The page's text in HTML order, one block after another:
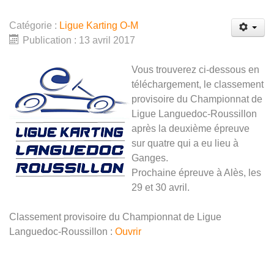
Catégorie : Ligue Karting O-M
Publication : 13 avril 2017
Vous trouverez ci-dessous en
téléchargement, le classement
provisoire du Championnat de
Ligue Languedoc-Roussillon
après la deuxième épreuve
sur quatre qui a eu lieu à
Ganges.
Prochaine épreuve à Alès, les
29 et 30 avril.
Classement provisoire du Championnat de Ligue
Languedoc-Roussillon : Ouvrir